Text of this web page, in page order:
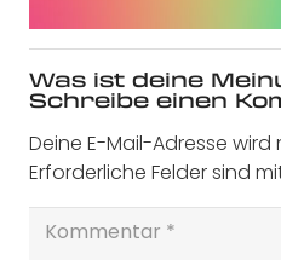
Was ist deine
Schreibe einen
Deine E-Mail-Adresse
Erforderliche Felder sind